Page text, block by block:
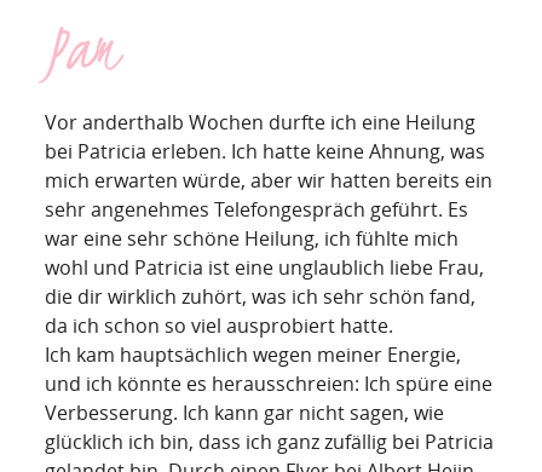
Pam
Vor anderthalb Wochen durfte ich eine Heilung
bei Patricia erleben. Ich hatte keine Ahnung, was
mich erwarten würde, aber wir hatten bereits ein
sehr angenehmes Telefongespräch geführt. Es
war eine sehr schöne Heilung, ich fühlte mich
wohl und Patricia ist eine unglaublich liebe Frau,
die dir wirklich zuhört, was ich sehr schön fand,
da ich schon so viel ausprobiert hatte.
Ich kam hauptsächlich wegen meiner Energie,
und ich könnte es herausschreien: Ich spüre eine
Verbesserung. Ich kann gar nicht sagen, wie
glücklich ich bin, dass ich ganz zufällig bei Patricia